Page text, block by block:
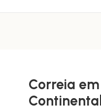
Correia
Continental